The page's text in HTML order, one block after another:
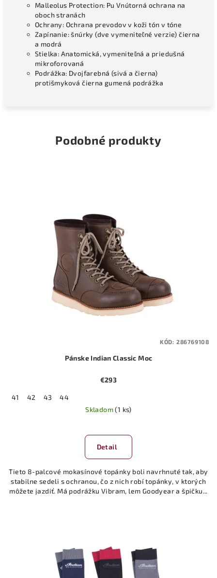
Malleolus Protection: Pu Vnútorná ochrana na
oboch stranách
Ochrany: Ochrana prevodov v koži tón v tóne
Zapínanie: šnúrky (dve vymeniteľné verzie) čierna
a modrá
Stielka: Anatomická, vymeniteľná a priedušná
mikroforovaná
Podrážka: Dvojfarebná (sivá a čierna)
protišmyková čierna gumená podrážka
Podobné produkty
Pánske Indian Classic Moc
€293
41 42 43
44
Skladom(1 ks)
Detail
Tieto 8-palcové mokasínové topánky boli navrhnuté tak, aby
stabilne sedeli s ochranou, čo z nich robí topánky, v ktorých
môžete jazdiť. Má podrážku Vibram, lem Goodyear a špičku...
KÓD: 286769108